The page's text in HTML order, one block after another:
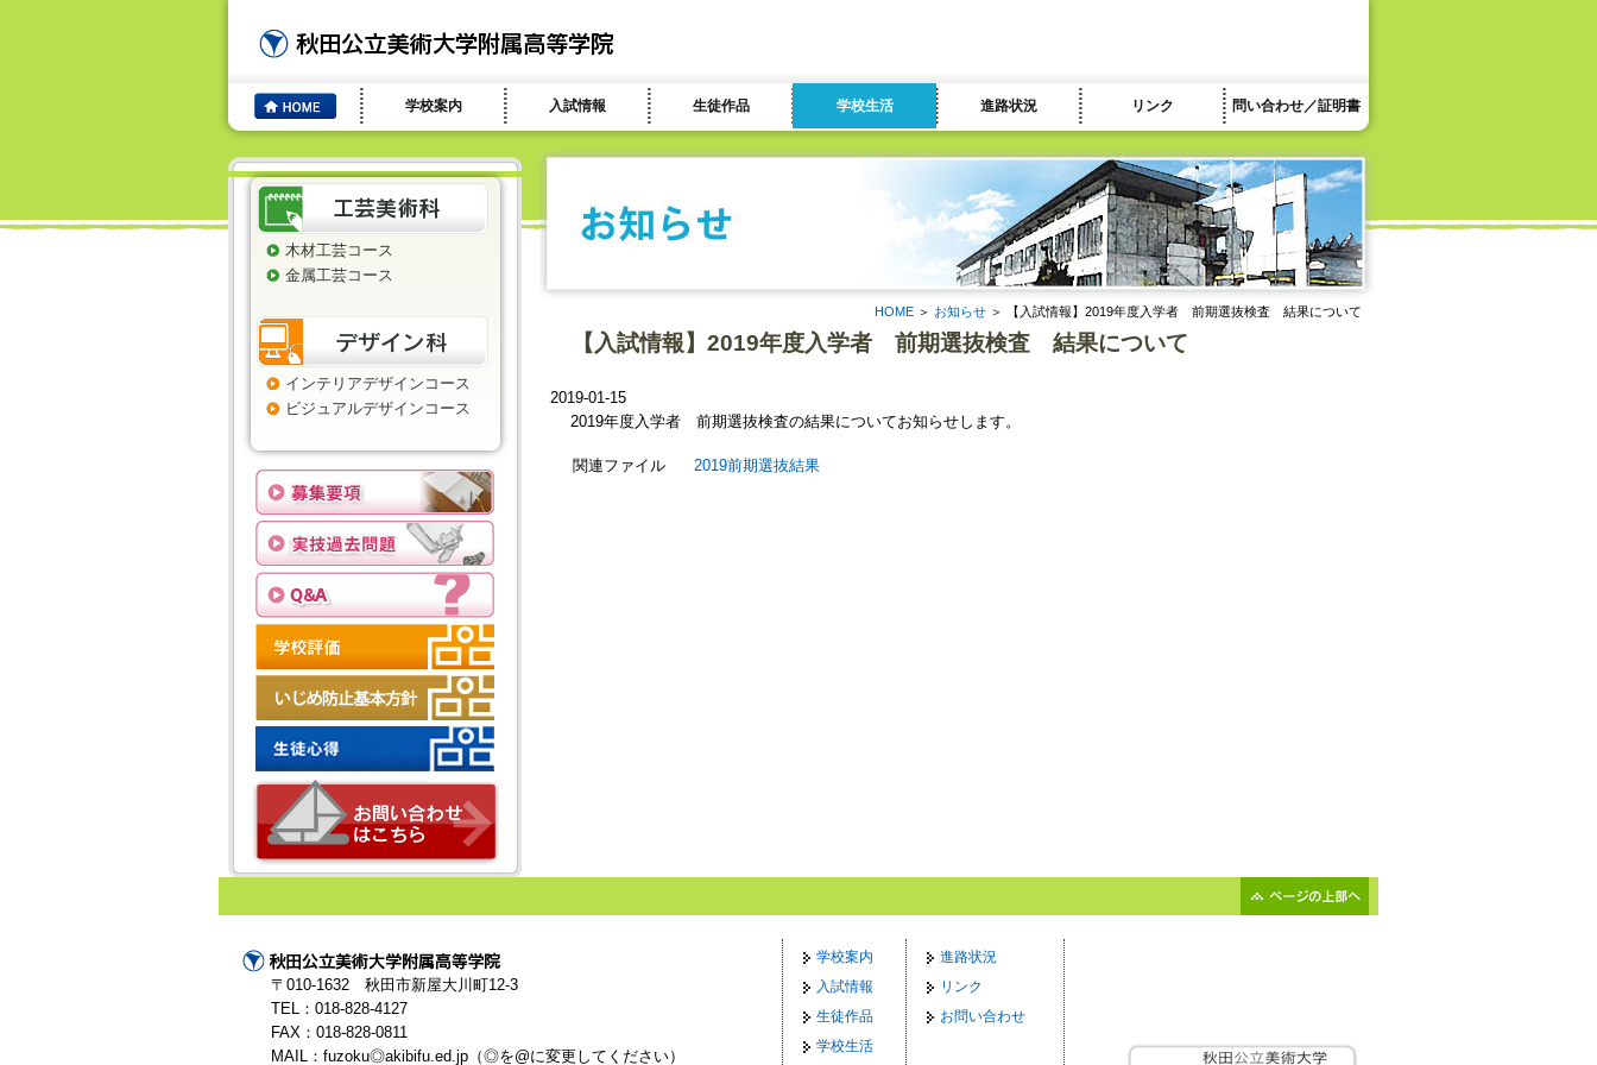
学校案内 入試情報 生徒作品 学校生活 進路状況 リンク 問い合わせ／証明書
木材工芸コース
金属工芸コース
インテリアデザインコース
ビジュアルデザインコース
HOME ＞ お知らせ ＞ 【入試情報】2019年度入学者 前期選抜検査 結果について
【入試情報】2019年度入学者 前期選抜検査 結果について
2019-01-15
2019年度入学者 前期選抜検査の結果についてお知らせします。
関連ファイル 2019前期選抜結果
〒010-1632 秋田市新屋大川町12-3
TEL：018-828-4127
FAX：018-828-0811
MAIL：fuzoku◎akibifu.ed.jp（◎を@に変更してください）
学校案内
入試情報
生徒作品
学校生活
進路状況
リンク
お問い合わせ